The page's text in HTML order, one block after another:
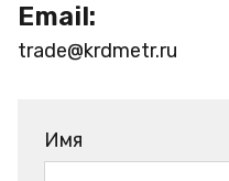
Email:
trade@krdmetr.ru
Имя